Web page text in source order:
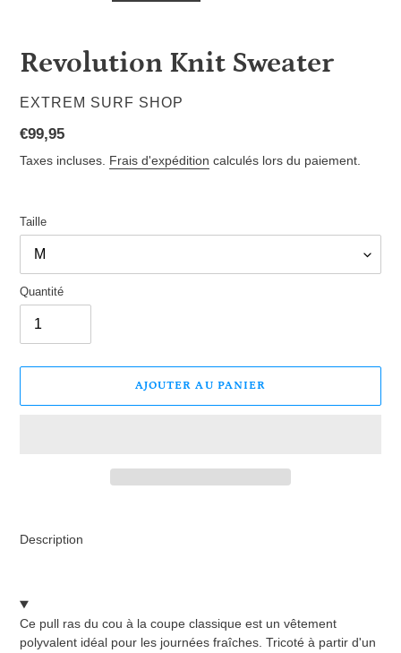
Revolution Knit Sweater
DISTRIBUTEUR
EXTREM SURF SHOP
Prix
normal
€99,95
Taxes incluses. Frais d'expédition calculés lors du paiement.
Taille
Quantité
AJOUTER AU PANIER
produit
panier
Description
Ce pull ras du cou à la coupe classique est un vêtement
polyvalent idéal pour les journées fraîches. Tricoté à partir d'un